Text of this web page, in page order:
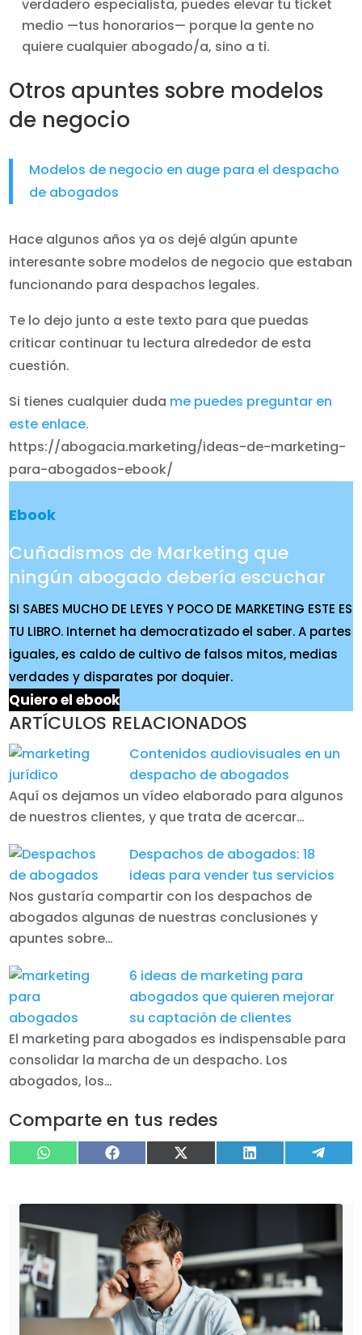
verdadero especialista, puedes elevar tu ticket
medio —tus honorarios— porque la gente no
quiere cualquier abogado/a, sino a ti.
Otros apuntes sobre modelos
de negocio
Modelos de negocio en auge para el despacho
de abogados
Hace algunos años ya os dejé algún apunte
interesante sobre modelos de negocio que estaban
funcionando para despachos legales.
Te lo dejo junto a este texto para que puedas
criticar continuar tu lectura alrededor de esta
cuestión.
Si tienes cualquier duda me puedes preguntar en
este enlace.
https://abogacia.marketing/ideas-de-marketing-
para-abogados-ebook/
Ebook
Cuñadismos de Marketing que
ningún abogado debería escuchar
SI SABES MUCHO DE LEYES Y POCO DE MARKETING ESTE ES
TU LIBRO. Internet ha democratizado el saber. A partes
iguales, es caldo de cultivo de falsos mitos, medias
verdades y disparates por doquier.
Quiero el ebook
ARTÍCULOS RELACIONADOS
Contenidos audiovisuales en un
despacho de abogados
Aquí os dejamos un vídeo elaborado para algunos
de nuestros clientes, y que trata de acercar…
Despachos de abogados: 18
ideas para vender tus servicios
Nos gustaría compartir con los despachos de
abogados algunas de nuestras conclusiones y
apuntes sobre…
6 ideas de marketing para
abogados que quieren mejorar
su captación de clientes
El marketing para abogados es indispensable para
consolidar la marcha de un despacho. Los
abogados, los…
Comparte en tus redes
Compartir
en
WhatsAppCompartir
en
FacebookCompartir
en
X Compartir
en
LinkedIn
en